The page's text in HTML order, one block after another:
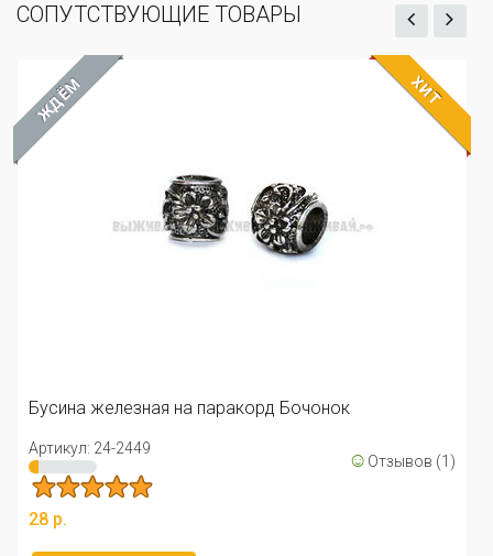
СОПУТСТВУЮЩИЕ ТОВАРЫ
ЖДЁМ ХИТ
Бусина железная на паракорд Бочонок
Артикул: 24-2449 ☺ Отзывов (1)
28 р.